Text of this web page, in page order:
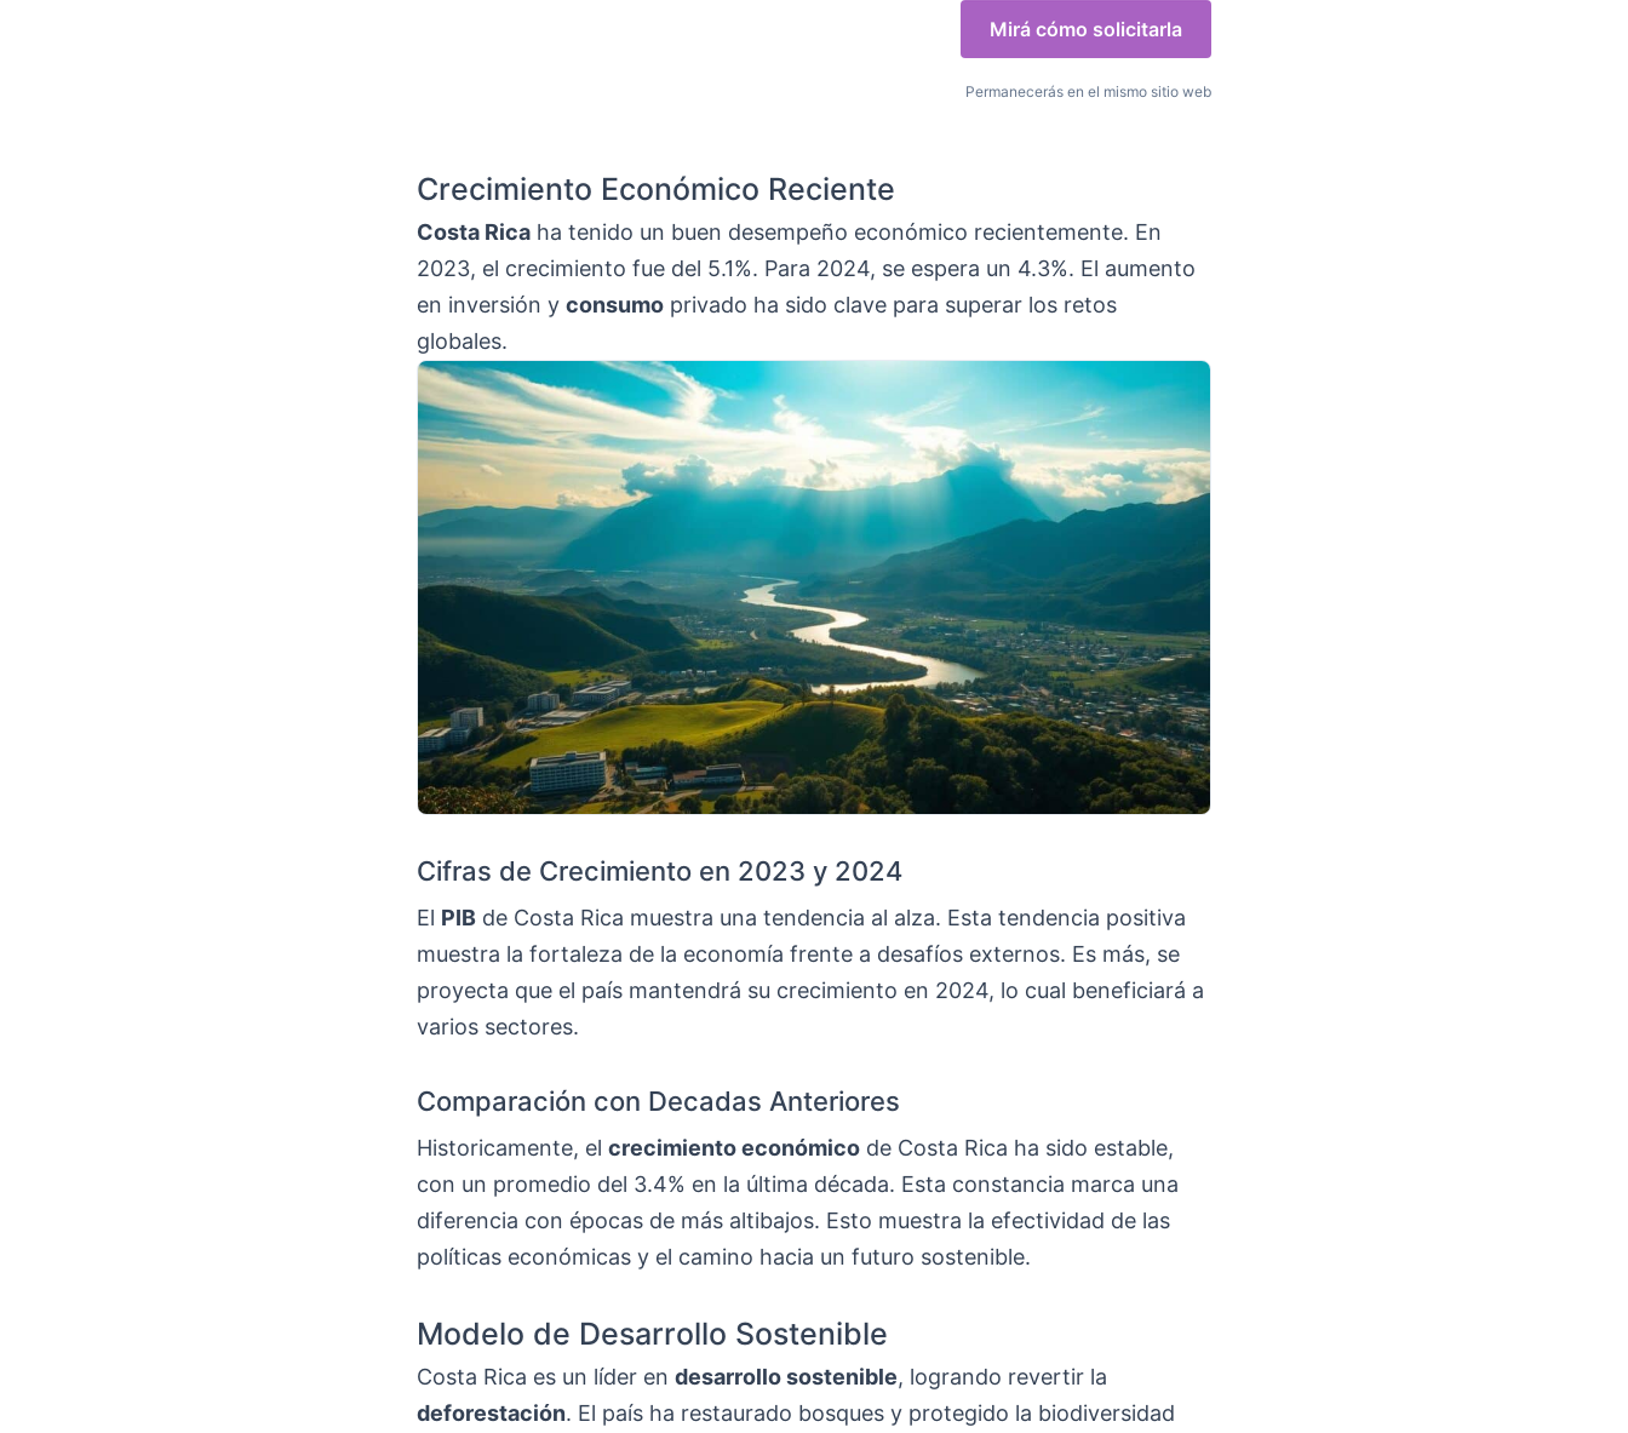
Mirá cómo solicitarla
Permanecerás en el mismo sitio web
Crecimiento Económico Reciente
Costa Rica ha tenido un buen desempeño económico recientemente. En
2023, el crecimiento fue del 5.1%. Para 2024, se espera un 4.3%. El aumento
en inversión y consumo privado ha sido clave para superar los retos
globales.
Cifras de Crecimiento en 2023 y 2024
El PIB de Costa Rica muestra una tendencia al alza. Esta tendencia positiva
muestra la fortaleza de la economía frente a desafíos externos. Es más, se
proyecta que el país mantendrá su crecimiento en 2024, lo cual beneficiará a
varios sectores.
Comparación con Decadas Anteriores
Historicamente, el crecimiento económico de Costa Rica ha sido estable,
con un promedio del 3.4% en la última década. Esta constancia marca una
diferencia con épocas de más altibajos. Esto muestra la efectividad de las
políticas económicas y el camino hacia un futuro sostenible.
Modelo de Desarrollo Sostenible
Costa Rica es un líder en desarrollo sostenible, logrando revertir la
deforestación. El país ha restaurado bosques y protegido la biodiversidad